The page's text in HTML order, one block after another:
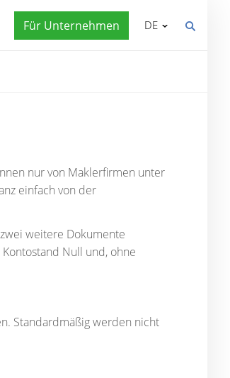
Für Unternehmen DE
nur von Maklerfirmen unter
einfach von der
weitere Dokumente
Null und, ohne
Standardmäßig werden nicht